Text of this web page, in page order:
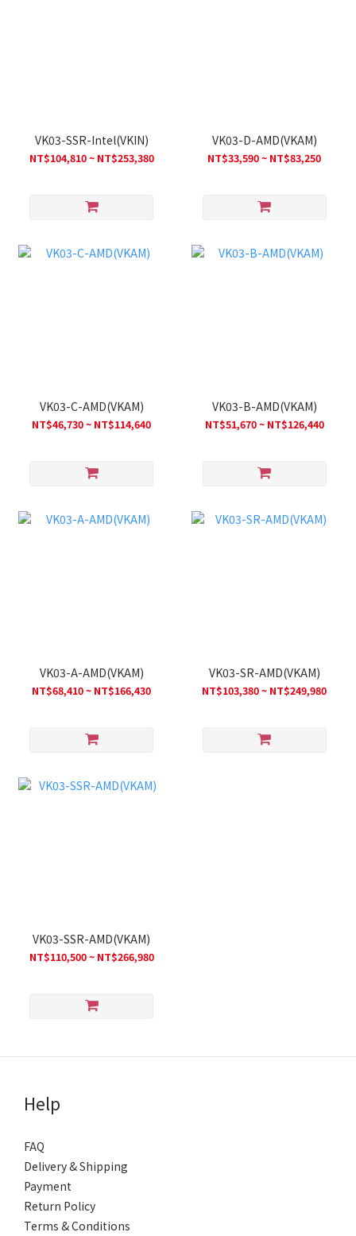
VK03-SSR-Intel(VKIN)
NT$104,810 ~ NT$253,380
VK03-D-AMD(VKAM)
NT$33,590 ~ NT$83,250
VK03-C-AMD(VKAM)
NT$46,730 ~ NT$114,640
VK03-B-AMD(VKAM)
NT$51,670 ~ NT$126,440
VK03-A-AMD(VKAM)
NT$68,410 ~ NT$166,430
VK03-SR-AMD(VKAM)
NT$103,380 ~ NT$249,980
VK03-SSR-AMD(VKAM)
NT$110,500 ~ NT$266,980
Help
FAQ
Delivery & Shipping
Payment
Return Policy
Terms & Conditions